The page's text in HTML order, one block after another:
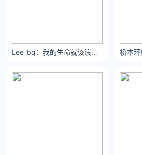
正巧，被调去外国工作的男友，问小静要
面对难得的机会，小静有些动心。
Lee_bq：我的生命就该浪费在这种地方 #沉沦在绝美的海边 #inmyfeeling